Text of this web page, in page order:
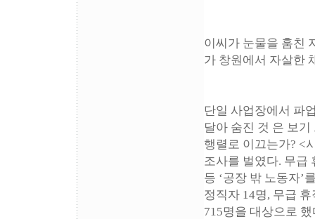
이씨가 눈물을 훔친
가 창원에서 자살한
단일 사업장에서 파
달아 숨진 것 은 보
행렬로 이끄는가? <
조사를 벌였다. 무급
등 ‘공장 밖 노동자’
정직자 14명, 무급
715명을 대상으로